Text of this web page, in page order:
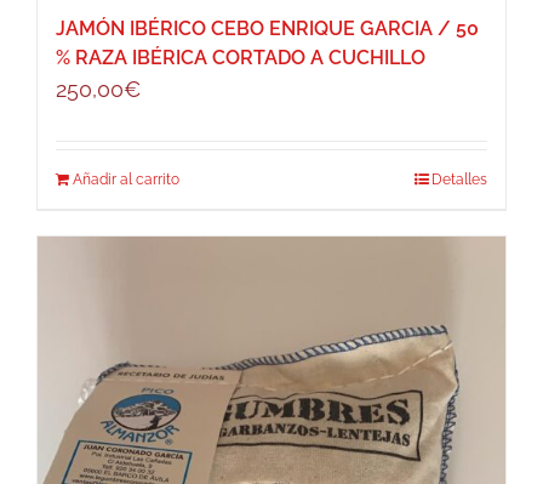
JAMÓN IBÉRICO CEBO ENRIQUE GARCIA / 50
% RAZA IBÉRICA CORTADO A CUCHILLO
250,00€
Añadir al carrito Detalles